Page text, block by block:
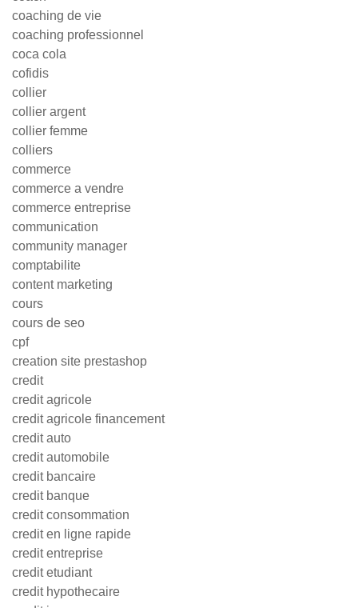
coaching de vie
coaching professionnel
coca cola
cofidis
collier
collier argent
collier femme
colliers
commerce
commerce a vendre
commerce entreprise
communication
community manager
comptabilite
content marketing
cours
cours de seo
cpf
creation site prestashop
credit
credit agricole
credit agricole financement
credit auto
credit automobile
credit bancaire
credit banque
credit consommation
credit en ligne rapide
credit entreprise
credit etudiant
credit hypothecaire